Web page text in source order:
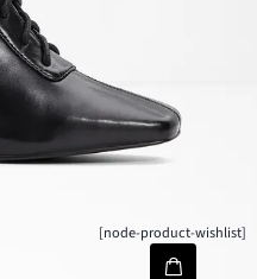
[node-product-wishlist]